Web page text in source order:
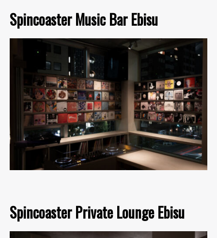
Spincoaster Music Bar Ebisu
Spincoaster Private Lounge Ebisu